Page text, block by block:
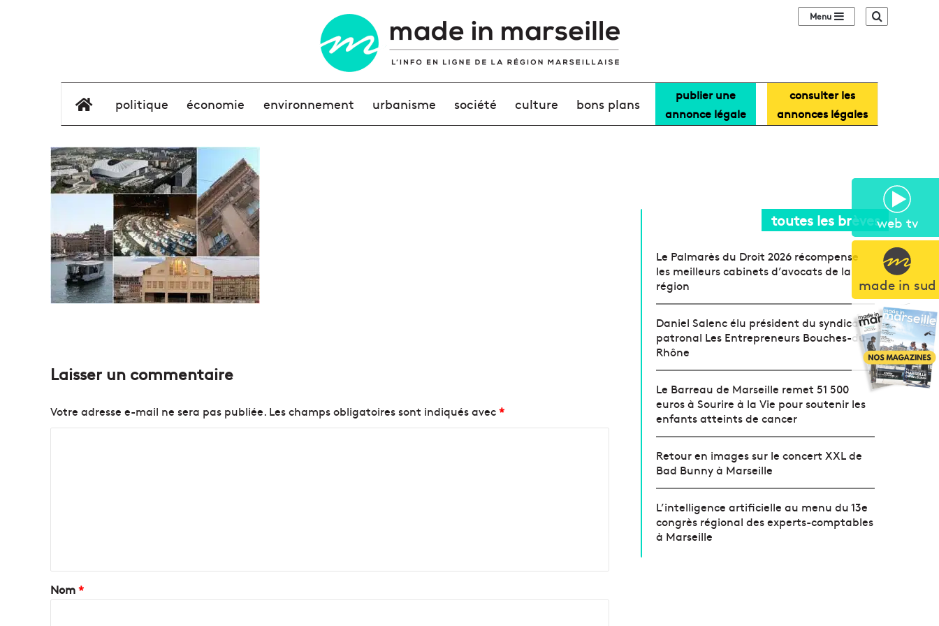
web tv
made in sud
Sidebar (barre
élément de menu
politique économie environnement urbanisme société culture bons plans
publier une
annonce légale
consulter les
annonces légales
Laisser un commentaire
Votre adresse e-mail ne sera pas publiée. Les champs obligatoires sont indiqués avec*
a
Nom*
toutes les brèves
Le Palmarès du Droit 2026 récompense
les meilleurs cabinets d’avocats de la
région
Daniel Salenc élu président du syndicat
patronal Les Entrepreneurs Bouches-du-
Rhône
Le Barreau de Marseille remet 51 500
euros à Sourire à la Vie pour soutenir les
enfants atteints de cancer
Retour en images sur le concert XXL de
Bad Bunny à Marseille
L’intelligence artificielle au menu du 13e
congrès régional des experts-comptables
à Marseille